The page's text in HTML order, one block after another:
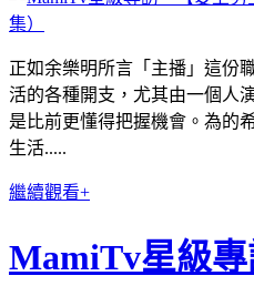
正如余樂明所言「主播」這份
活的各種開支，尤其由一個人
是比前更懂得把握機會。為的
生活.....
繼續觀看+
MamiTv星級